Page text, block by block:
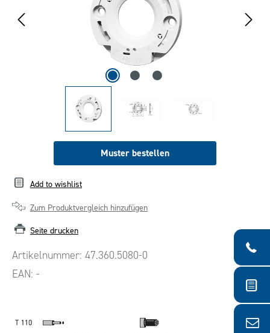
Muster bestellen
Add to wishlist
Zum Produktvergleich hinzufügen
Seite drucken
Artikelnummer: 47.360.5080-0
EAN: -